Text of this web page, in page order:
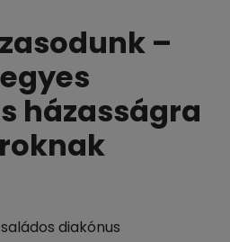
–
házasságra
diakónus